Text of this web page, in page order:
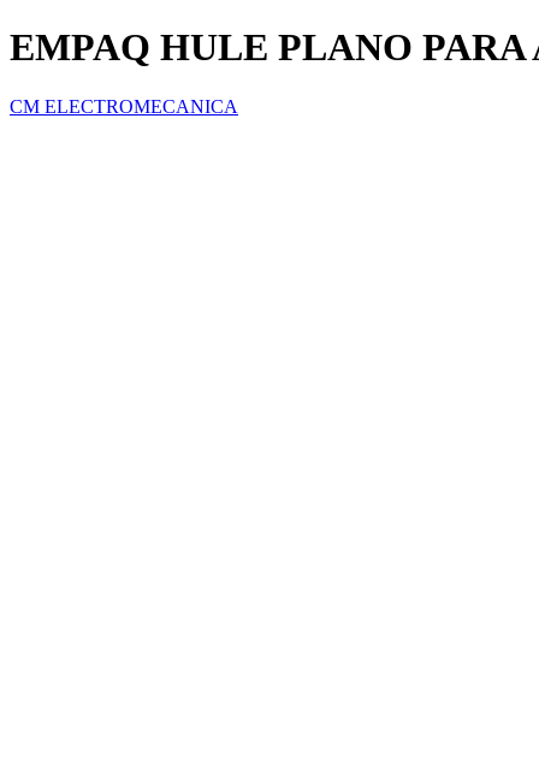
EMPAQ HULE PLANO PARA
CM ELECTROMECANICA